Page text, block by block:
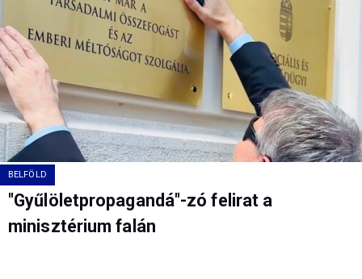
BELFÖLD
"Gyűlöletpropagandá"-zó felirat a
minisztérium falán